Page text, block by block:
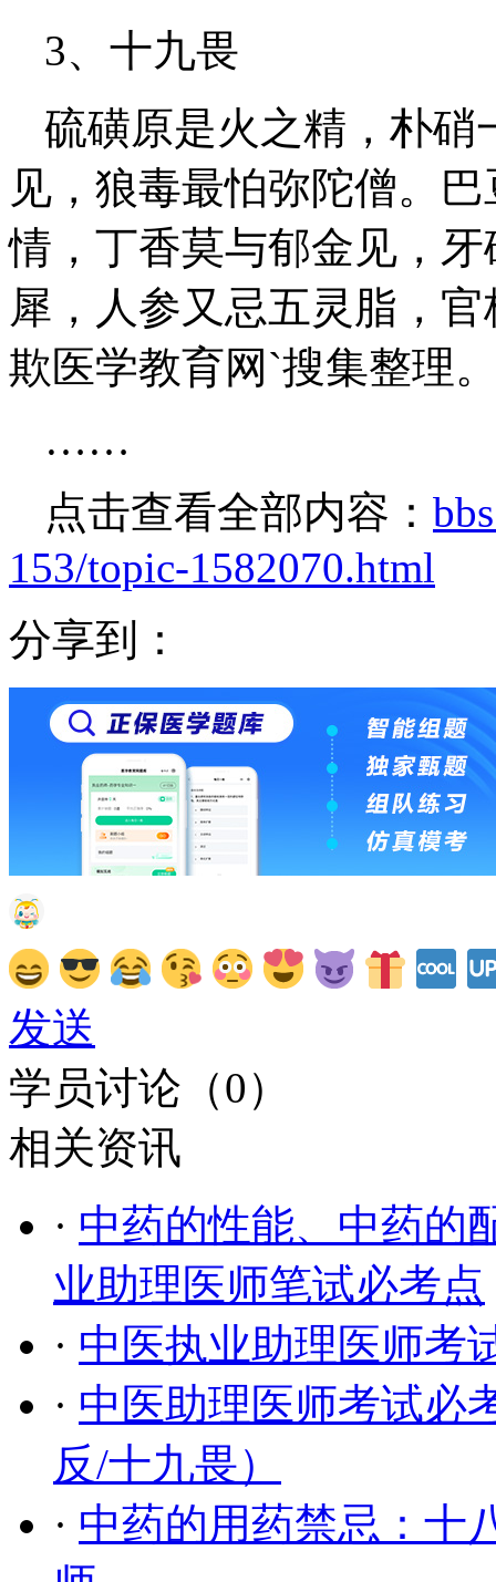
3、十九畏
硫磺原是火之精，朴硝
见，狼毒最怕弥陀僧。
情，丁香莫与郁金见，
犀，人参又忌五灵脂，
欺医学教育网`搜集整理
……
点击查看全部内容：
153/topic-1582070.html
分享到：
发送
学员讨论（0）
相关资讯
· 中药的性能、中药的
业助理医师笔试必考点
· 中医执业助理医师考
· 中医助理医师考试必
反/十九畏）
· 中药的用药禁忌：十